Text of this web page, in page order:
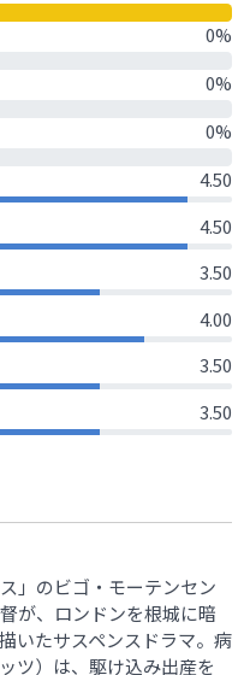
0%
0%
0%
4.50
4.50
3.50
4.00
3.50
3.50
」のビゴ・モーテンセン
が、ロンドンを根城に暗
いたサスペンスドラマ。病
ツ）は、駆け込み出産を